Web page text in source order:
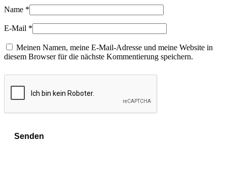
Name *
E-Mail *
Meinen Namen, meine E-Mail-Adresse und meine Website in
diesem Browser für die nächste Kommentierung speichern.